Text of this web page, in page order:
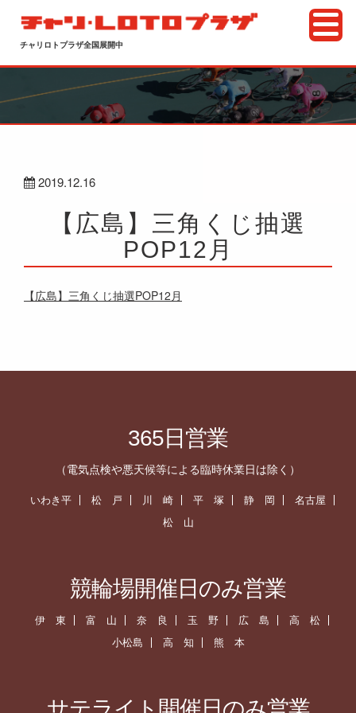
チャリロトプラザ全国展開中
2019.12.16
【広島】三角くじ抽選
POP12月
【広島】三角くじ抽選POP12月
365日営業
（電気点検や悪天候等による臨時休業日は除く）
いわき平 松 戸 川 崎 平 塚 静 岡
名古屋
松 山
競輪場開催日のみ営業
伊 東 富 山 奈 良 玉 野 広 島
高 松
小松島
高 知 熊 本